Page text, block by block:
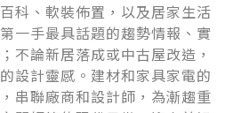
科、軟裝佈置，以及居家生活
一手最具話題的趨勢情報、實
不論新居落成或中古屋改造，
設計靈感。建材和家具家電的
串聯廠商和設計師，為漸趨重